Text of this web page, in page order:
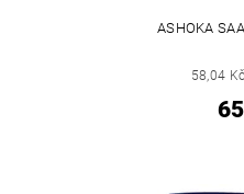
ASHOKA
58,04